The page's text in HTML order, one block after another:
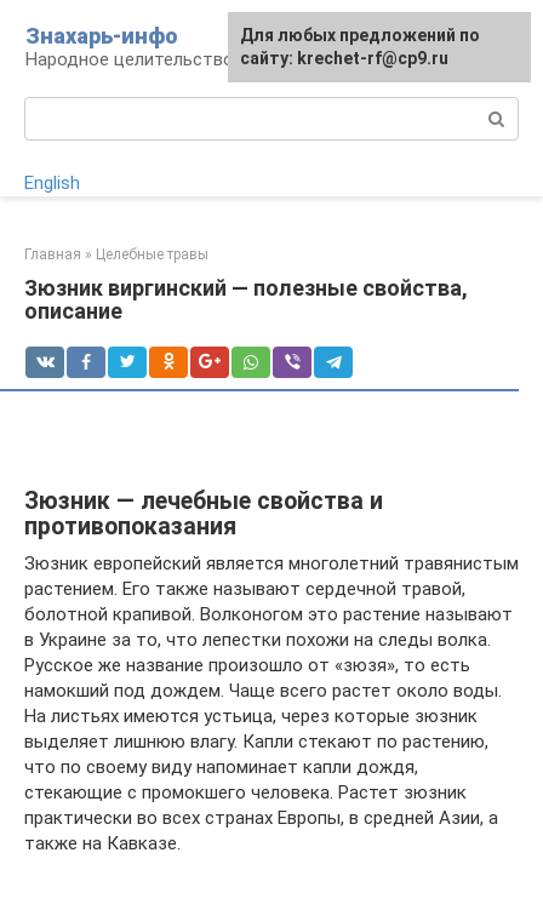
контенту
Знахарь-инфо
Народное целительство: рецепты и методы
English
Главная » Целебные травы
Зюзник виргинский — полезные свойства,
описание
Зюзник — лечебные свойства и
противопоказания
Зюзник европейский является многолетний травянистым
растением. Его также называют сердечной травой,
болотной крапивой. Волконогом это растение называют
в Украине за то, что лепестки похожи на следы волка.
Русское же название произошло от «зюзя», то есть
намокший под дождем. Чаще всего растет около воды.
На листьях имеются устьица, через которые зюзник
выделяет лишнюю влагу. Капли стекают по растению,
что по своему виду напоминает капли дождя,
стекающие с промокшего человека. Растет зюзник
практически во всех странах Европы, в средней Азии, а
также на Кавказе.
Для любых предложений по
сайту: krechet-rf@cp9.ru